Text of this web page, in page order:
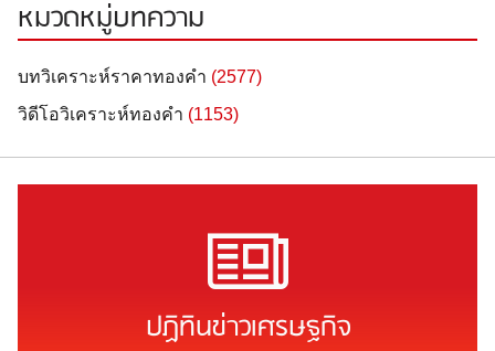
หมวดหมู่บทความ
บทวิเคราะห์ราคาทองคำ (2577)
วิดีโอวิเคราะห์ทองคำ (1153)
ปฏิทินข่าวเศรษฐกิจ